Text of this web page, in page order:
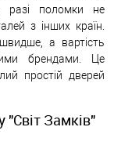
разі поломки не
з інших країн.
а вартість
брендами. Це
простій дверей
"Світ Замків"